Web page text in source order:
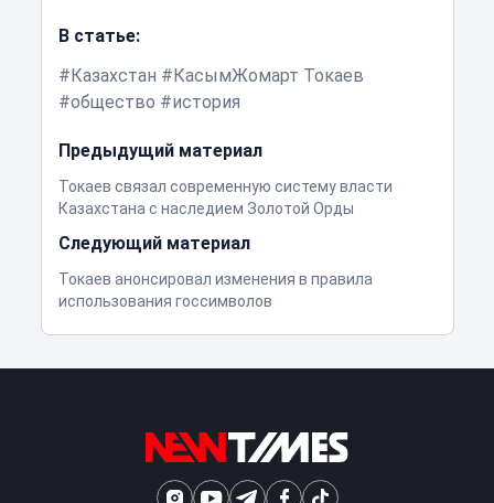
В статье:
Казахстан
КасымЖомарт Токаев
общество
история
Предыдущий материал
Токаев связал современную систему власти
Казахстана с наследием Золотой Орды
Следующий материал
Токаев анонсировал изменения в правила
использования госсимволов